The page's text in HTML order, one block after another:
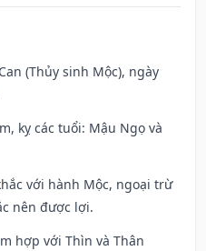
(Thủy sinh Mộc), ngày
kỵ các tuổi: Mậu Ngọ và
với hành Mộc, ngoại trừ
nên được lợi.
hợp với Thìn và Thân